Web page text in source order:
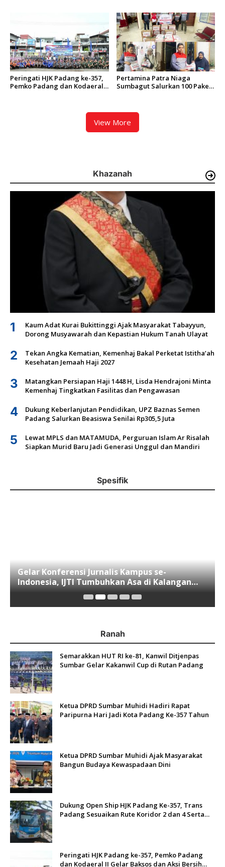
Peringati HJK Padang ke-357,
Pemko Padang dan Kodaeral
Pertamina Patra Niaga
Sumbagut Salurkan 100 Paket
View More
Khazanah
1
Kaum Adat Kurai Bukittinggi Ajak Masyarakat Tabayyun,
Dorong Musyawarah dan Kepastian Hukum Tanah Ulayat
2
Tekan Angka Kematian, Kemenhaj Bakal Perketat Istitha’ah
Kesehatan Jemaah Haji 2027
3
Matangkan Persiapan Haji 1448 H, Lisda Hendrajoni Minta
Kemenhaj Tingkatkan Fasilitas dan Pengawasan
4
Dukung Keberlanjutan Pendidikan, UPZ Baznas Semen
Padang Salurkan Beasiswa Senilai Rp305,5 Juta
5
Lewat MPLS dan MATAMUDA, Perguruan Islam Ar Risalah
Siapkan Murid Baru Jadi Generasi Unggul dan Mandiri
Spesifik
Gelar Konferensi Jurnalis Kampus se-
Indonesia, IJTI Tumbuhkan Asa di Kalangan
Jurnalis Muda di Era Disruspi Digital
Ranah
Semarakkan HUT RI ke-81, Kanwil Ditjenpas
Sumbar Gelar Kakanwil Cup di Rutan Padang
Ketua DPRD Sumbar Muhidi Hadiri Rapat
Paripurna Hari Jadi Kota Padang Ke-357 Tahun
Ketua DPRD Sumbar Muhidi Ajak Masyarakat
Bangun Budaya Kewaspadaan Dini
Dukung Open Ship HJK Padang Ke-357, Trans
Padang Sesuaikan Rute Koridor 2 dan 4 Serta
Peringati HJK Padang ke-357, Pemko Padang
dan Kodaeral II Gelar Baksos dan Aksi Bersih